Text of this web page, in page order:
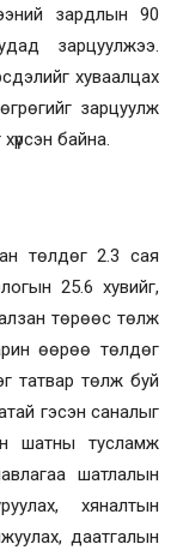
зардлын 90
зарцуулжээ.
хуваалцах
зарцуулж
байна.
төлдөг 2.3 сая
25.6 хувийг,
төрөөс төлж
өөрөө төлдөг
татвар төлж буй
гэсэн саналыг
шатны тусламж
шатлалын
хяналтын
даатгалын